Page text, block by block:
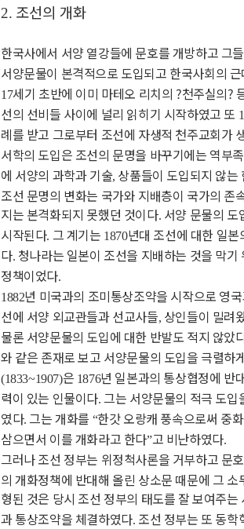
2. 조선의 개화
한국사에서 서양 열강들에 문호를 개방하고 그
서양문물이 본격적으로 도입되고 한국사회의
17세기 초반에 이미 마테오 리치의 ?천주실의?
선의 선비들 사이에 널리 읽히기 시작하였고 또
례를 받고 그로부터 조선에 자생적 천주교회가
서학의 도입은 조선의 문명을 바꾸기에는 역부
에 서양의 과학과 기술, 상품들이 도입되지 않
조선 문명의 변화는 국가와 지배층이 국가의
지는 본격화되지 못했던 것이다. 서양 문물의 도
시작된다. 그 계기는 1870년대 조선에 대한 일
다. 청나라는 일본이 조선을 지배하는 것을 막
정책이었다.
1882년 미국과의 조미통상조약을 시작으로 영
선에 서양 외교관들과 선교사들, 상인들이 밀려
물론 서양문물의 도입에 대한 반발도 적지 않았
와 같은 존재로 보고 서양문물의 도입을 극렬하
(1833~1907)은 1876년 일본과의 통상협정에 반
력이 있는 인물이다. 그는 서양문물의 적극 도
였다. 그는 개화를 “한갓 오랑캐 풍속으로써 중
삼으면서 이를 개화라고 한다”고 비난하였다.
그러나 조선 정부는 위정척사론을 거부하고 문
의 개화정책에 반대해 올린 상소문 때문에 그 소
형된 것은 당시 조선 정부의 태도를 잘 보여주는
과 통상조약을 체결하였다. 조선 정부는 또 동학